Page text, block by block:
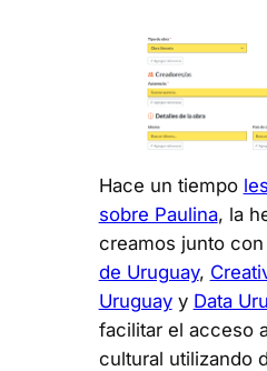
Hace un tiempo
sobre Paulina, la
creamos junto con
de Uruguay,
Uruguayy Data
facilitar el acceso
cultural utilizando